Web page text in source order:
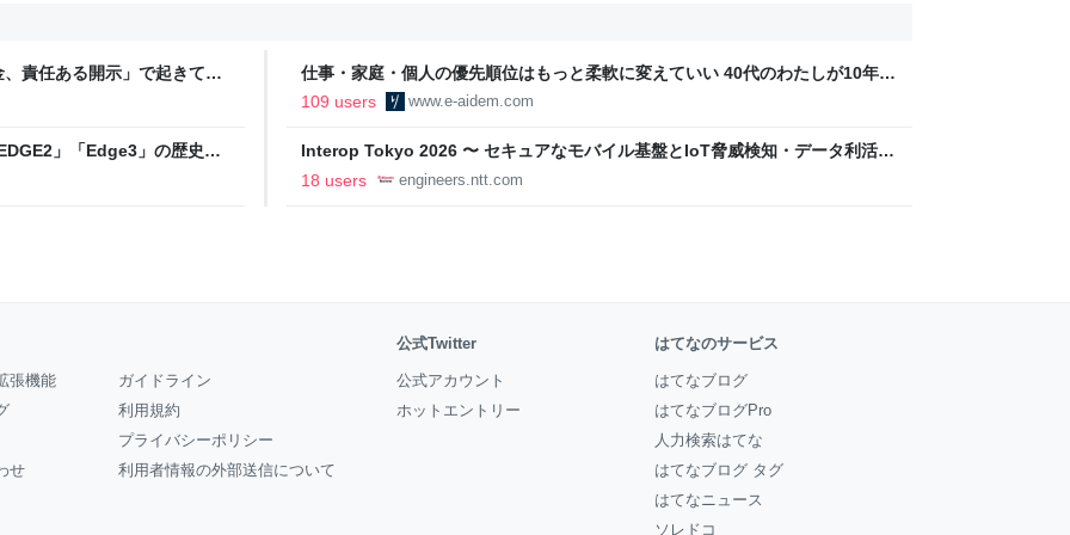
責任ある開示」で起きてい
仕事・家庭・個人の優先順位はもっと柔軟に変えていい 40代のわたしが10年後
の自分に伝えたいこと - りっすん by イーアイデム
109 users www.e-aidem.com
」「Edge3」の歴史に
Interop Tokyo 2026 〜 セキュアなモバイル基盤とIoT脅威検知・データ利活用
への取り組み 〜 - NTT docomo Business Engineers' Blog
18 users engineers.ntt.com
張機能
せ
ガイドライン
利用規約
プライバシーポリシー
利用者情報の外部送信について
公式Twitter
公式アカウント
ホットエントリー
はてなのサービス
はてなブログ
はてなブログPro
人力検索はてな
はてなブログ タグ
はてなニュース
ソレドコ